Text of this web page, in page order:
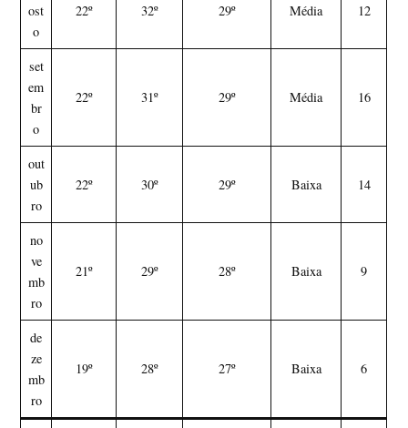
ost
o
22º 32º 29º Média 12
set
em
br
o
22º 31º 29º Média 16
out
ub
ro
22º 30º 29º Baixa 14
no
ve
mb
ro
21º 29º 28º Baixa 9
de
ze
mb
ro
19º 28º 27º Baixa 6